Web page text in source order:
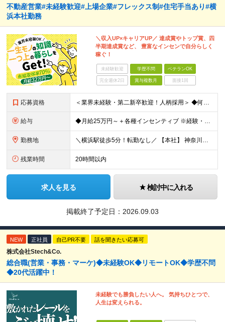
不動産営業#未経験歓迎#上場企業#フレックス制#住宅手当あり#横
浜本社勤務
＼収入UP×キャリアUP／ 達成賞やトップ賞、四
半期達成賞など、 豊富なインセンで自分らしく
稼ぐ！
未経験歓迎 学歴不問 ベテランOK
完全週休2日 賞与複数月 面接1回
応募資格 ＜業界未経験・第二新卒歓迎！人柄採用＞ ◆何らかの営業経験をお持ちの方 ◆学歴不問 ◆普通運転免許(AT限定可) ＼こんな方を求めています／ ・目標を意識して行動することができる人 ・指示待ちではな
給与 ◆月給25万円～＋各種インセンティブ ※経験・スキルを考慮の上、当社規定により優遇致します ※試用期間3ヶ月あり。(給与・待遇・雇用形態に差異はありません) ※残業代全額支給
勤務地 ＼横浜駅徒歩5分！転勤なし／ 【本社】 神奈川県横浜市西区高島2-6-32 横浜東口ウィスポートビル8F ※(変更の範囲)上記を除く当社関連勤務地
残業時間 20時間以内
求人を見る 検討中に入れる
掲載終了予定日： 2026.09.03
NEW 正社員 自己PR不要 話を聞きたい応募可
株式会社Stech&Co.
総合職(営業・事務・マーケ)◆未経験OK◆リモートOK◆学歴不問
◆20代活躍中！
未経験でも勝負したい人へ。 気持ちひとつで、
人生は変えられる。